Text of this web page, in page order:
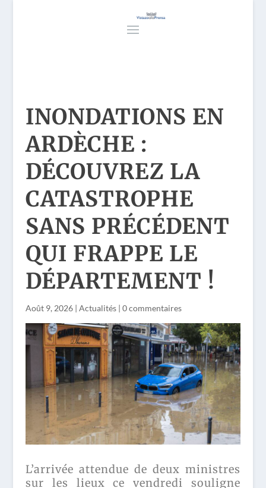
INONDATIONS EN
ARDÈCHE :
DÉCOUVREZ LA
CATASTROPHE
SANS PRÉCÉDENT
QUI FRAPPE LE
DÉPARTEMENT !
Août 9, 2026| Actualités| 0 commentaires
L’arrivée attendue de deux ministres
sur les lieux ce vendredi souligne